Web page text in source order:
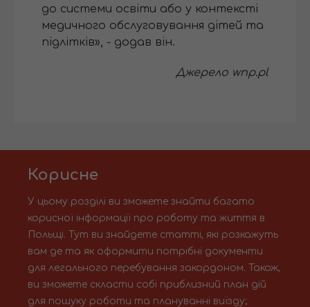
до системи освіти або у контексті
медичного обслуговування дітей та
підлітків», - додав він.
Джерело wnp.pl
Корисне
У цьому розділі ви зможете знайти багато
корисної інформації про роботу та життя в
Польщі. Тут ви знайдете статті, які розкажуть
вам де та як оформити потрібні документи
для легального перебування закордоном. Також,
ви зможете скласти собі приблизний план дій
для пошуку роботи та плануванні виїзду;